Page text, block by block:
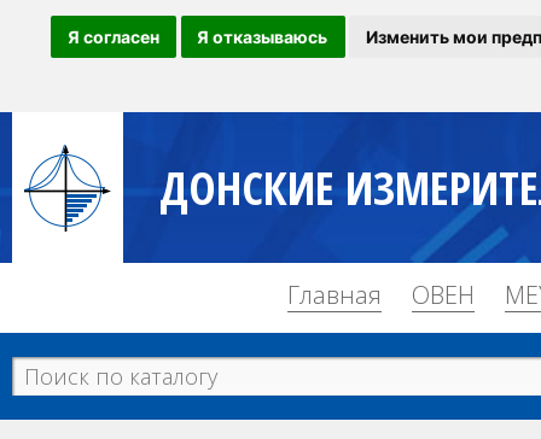
Я согласен Я отказываюсь Изменить мои
ДОНСКИЕ
Главная ОВЕН